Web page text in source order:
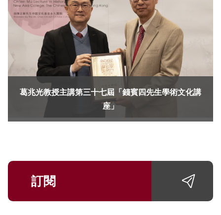
葛兆光教授主講第三十七屆「錢賓四先生學術文化講
座」
訂閱